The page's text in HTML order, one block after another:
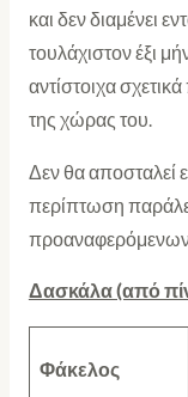
και δεν διαμένει
τουλάχιστον έξι
αντίστοιχα
της χώρας του.
Δεν θα αποσταλεί
περίπτωση
προαναφερόμενων
Δασκάλα (από
Φάκελος